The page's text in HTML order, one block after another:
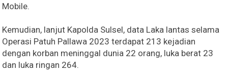
Mobile.
Kemudian, lanjut Kapolda Sulsel, data Laka lantas selama
Operasi Patuh Pallawa 2023 terdapat 213 kejadian
dengan korban meninggal dunia 22 orang, luka berat 23
dan luka ringan 264.